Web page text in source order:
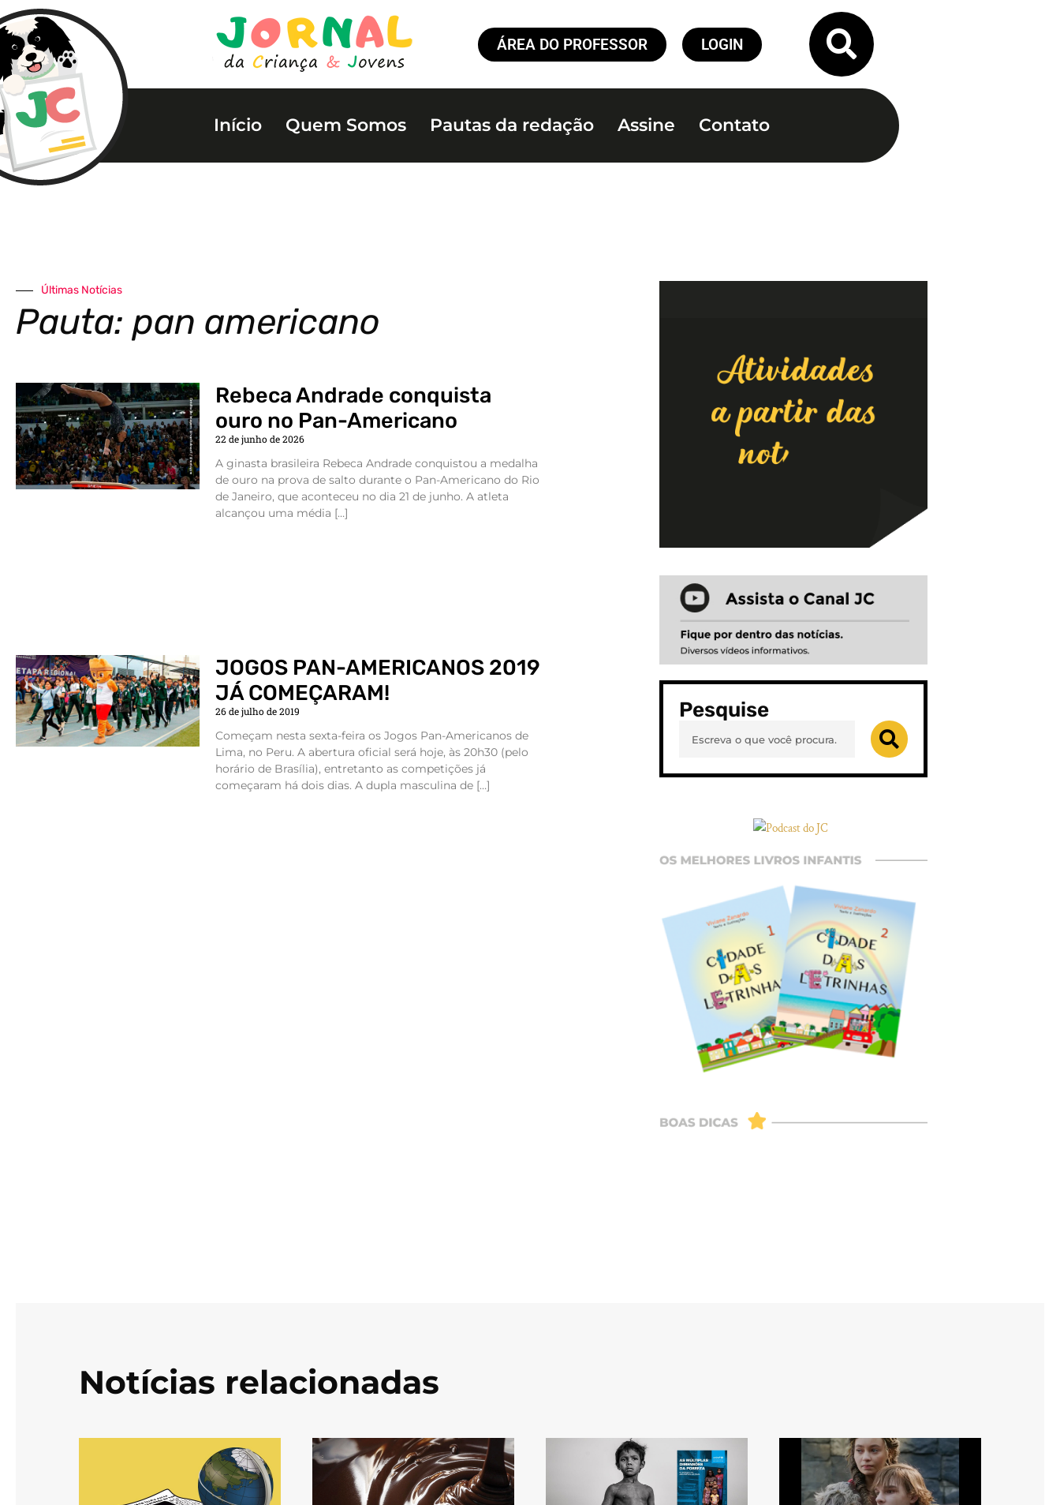
ÁREA DO PROFESSOR LOGIN
Início Quem Somos Pautas da redação Assine Contato
Últimas Notícias
Pauta: pan americano
Rebeca Andrade conquista
ouro no Pan-Americano
22 de junho de 2026
A ginasta brasileira Rebeca Andrade conquistou a medalha
de ouro na prova de salto durante o Pan-Americano do Rio
de Janeiro, que aconteceu no dia 21 de junho. A atleta
alcançou uma média […]
JOGOS PAN-AMERICANOS 2019
JÁ COMEÇARAM!
26 de julho de 2019
Começam nesta sexta-feira os Jogos Pan-Americanos de
Lima, no Peru. A abertura oficial será hoje, às 20h30 (pelo
horário de Brasília), entretanto as competições já
começaram há dois dias. A dupla masculina de […]
Pesquise
Notícias relacionadas